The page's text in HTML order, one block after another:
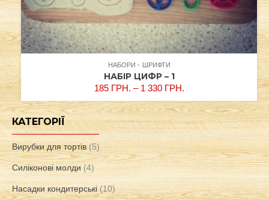
НАБОРИ ШРИФТИ
НАБІР ЦИФР – 1
185 ГРН. – 1 330 ГРН.
КАТЕГОРІЇ
Вирубки для тортів (5)
Силіконові молди (4)
Насадки кондитерські (10)